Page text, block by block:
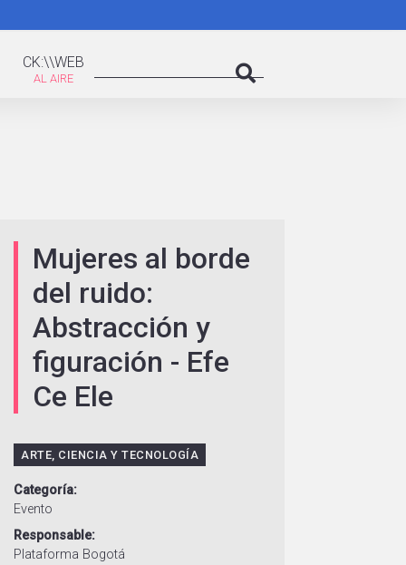
CK:\\WEB
Mujeres al borde
del ruido:
Abstracción y
figuración - Efe
Ce Ele
ARTE, CIENCIA Y TECNOLOGÍA
Categoría
Evento
Responsable
Plataforma Bogotá